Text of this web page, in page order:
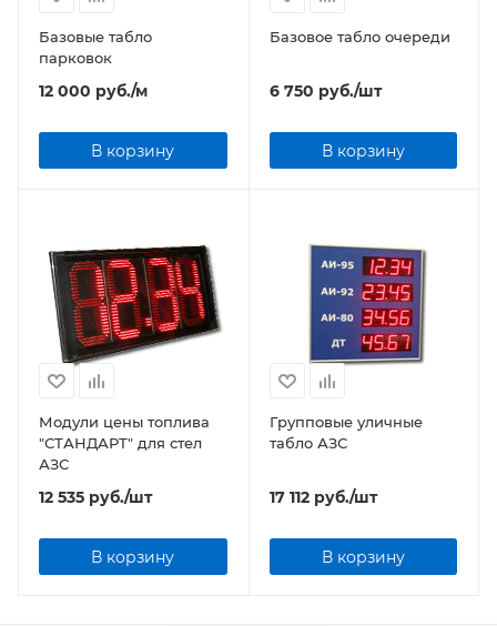
Базовые табло
парковок
12 000 руб./м
В корзину
Базовое табло очереди
6 750 руб./шт
В корзину
Модули цены топлива
"СТАНДАРТ" для стел
АЗС
12 535 руб./шт
В корзину
Групповые уличные
табло АЗС
17 112руб./шт
В корзину